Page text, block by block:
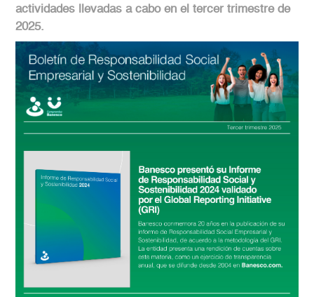
actividades llevadas a cabo en el tercer trimestre de
2025.